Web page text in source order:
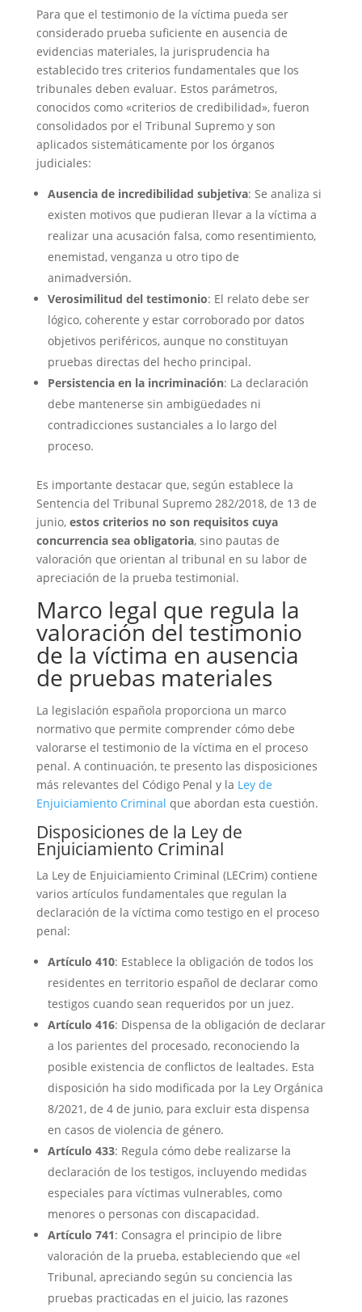
Para que el testimonio de la víctima pueda ser
considerado prueba suficiente en ausencia de
evidencias materiales, la jurisprudencia ha
establecido tres criterios fundamentales que los
tribunales deben evaluar. Estos parámetros,
conocidos como «criterios de credibilidad», fueron
consolidados por el Tribunal Supremo y son
aplicados sistemáticamente por los órganos
judiciales:
Ausencia de incredibilidad subjetiva: Se analiza si
existen motivos que pudieran llevar a la víctima a
realizar una acusación falsa, como resentimiento,
enemistad, venganza u otro tipo de
animadversión.
Verosimilitud del testimonio: El relato debe ser
lógico, coherente y estar corroborado por datos
objetivos periféricos, aunque no constituyan
pruebas directas del hecho principal.
Persistencia en la incriminación: La declaración
debe mantenerse sin ambigüedades ni
contradicciones sustanciales a lo largo del
proceso.
Es importante destacar que, según establece la
Sentencia del Tribunal Supremo 282/2018, de 13 de
junio, estos criterios no son requisitos cuya
concurrencia sea obligatoria, sino pautas de
valoración que orientan al tribunal en su labor de
apreciación de la prueba testimonial.
Marco legal que regula la
valoración del testimonio
de la víctima en ausencia
de pruebas materiales
La legislación española proporciona un marco
normativo que permite comprender cómo debe
valorarse el testimonio de la víctima en el proceso
penal. A continuación, te presento las disposiciones
más relevantes del Código Penal y la Ley de
Enjuiciamiento Criminal que abordan esta cuestión.
Disposiciones de la Ley de
Enjuiciamiento Criminal
La Ley de Enjuiciamiento Criminal (LECrim) contiene
varios artículos fundamentales que regulan la
declaración de la víctima como testigo en el proceso
penal:
Artículo 410: Establece la obligación de todos los
residentes en territorio español de declarar como
testigos cuando sean requeridos por un juez.
Artículo 416: Dispensa de la obligación de declarar
a los parientes del procesado, reconociendo la
posible existencia de conflictos de lealtades. Esta
disposición ha sido modificada por la Ley Orgánica
8/2021, de 4 de junio, para excluir esta dispensa
en casos de violencia de género.
Artículo 433: Regula cómo debe realizarse la
declaración de los testigos, incluyendo medidas
especiales para víctimas vulnerables, como
menores o personas con discapacidad.
Artículo 741: Consagra el principio de libre
valoración de la prueba, estableciendo que «el
Tribunal, apreciando según su conciencia las
pruebas practicadas en el juicio, las razones